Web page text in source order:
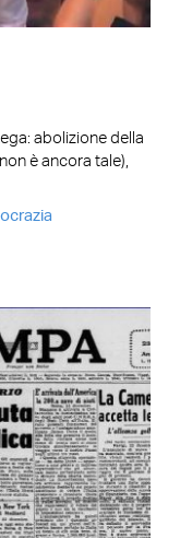
abolizione della
è ancora tale),